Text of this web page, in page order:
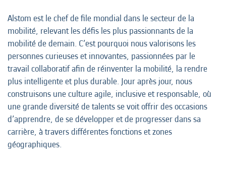
Alstom est le chef de file mondial dans le secteur de la
mobilité, relevant les défis les plus passionnants de la
mobilité de demain. C’est pourquoi nous valorisons les
personnes curieuses et innovantes, passionnées par le
travail collaboratif afin de réinventer la mobilité, la rendre
plus intelligente et plus durable. Jour après jour, nous
construisons une culture agile, inclusive et responsable, où
une grande diversité de talents se voit offrir des occasions
d’apprendre, de se développer et de progresser dans sa
carrière, à travers différentes fonctions et zones
géographiques.